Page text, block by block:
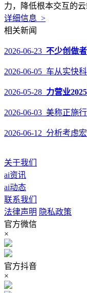
力，降低根本交互的
详细信息 >
相关新闻
2026-06-23 不少创做
2026-06-05 车从实快
2026-05-28 力营业
2026-06-03 美称正施
2026-06-12 分析考虑
关于我们
ai资讯
ai动态
联系我们
法律声明 隐私政策
官方微信
×
官方抖音
×